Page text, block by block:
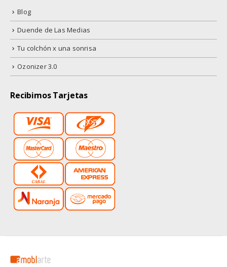
Blog
Duende de Las Medias
Tu colchón x una sonrisa
Ozonizer 3.0
Recibimos Tarjetas